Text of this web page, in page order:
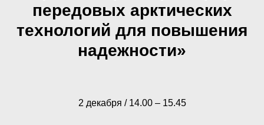
передовых арктических
технологий для повышения
надежности»
2 декабря / 14.00 – 15.45